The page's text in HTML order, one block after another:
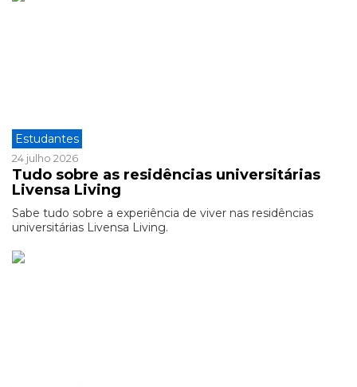
Estudantes
24 julho 2026
Tudo sobre as residências universitárias
Livensa Living
Sabe tudo sobre a experiência de viver nas residências
universitárias Livensa Living.